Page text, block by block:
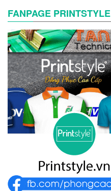
FANPAGE PRINTSTYLE